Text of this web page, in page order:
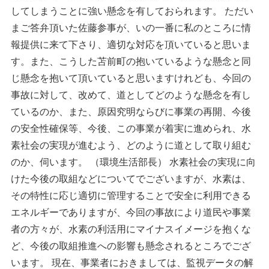
してしまうことに強い懸念を有しておられます。 ただい
まご答弁頂いた佐藤参事が、いの一番に私のところに情
報提供に来て下さり、適切な対応を頂いていると思いま
す。また、こうした苫前町の抱いているような懸念と同
じ懸念を抱いて頂いていると思いますけれども、今回の
事故に対して、改めて、道としてどのような懸念を有し
ているのか、また、原因究明ならびに事業の再開、今後
の安全性確保等、今後、この事業が着実に進められ、水
素社会の実現が進むよう、どのように道として取り組む
のか、伺います。 （環境生活部長） 水素社会の実現に向
けた今後の取組などについてでございますが、水素は、
その特性に応じ適切に管理することで安全に利用できる
エネルギーでありますが、今回の事故により道民や事業
者の方々が、水素の利活用にマイナスイメージを抱くな
ど、今後の取組推進への影響も懸念されるところでござ
います。 現在、事業者におきましては、監視データの解